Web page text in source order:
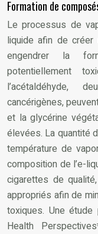
Formation de
Le processus de
liquide afin de créer
engendrer la
potentiellement
l’acétaldéhyde,
cancérigènes,
et la glycérine
élevées. La quantité
température de
composition de l’e-
cigarettes de
appropriés afin de
toxiques. Une étude
Health